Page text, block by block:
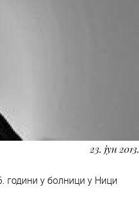
23. јун 2013.
години у болници у Ници